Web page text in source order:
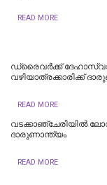
READ MORE
ഡ്രൈവർക്ക്
വഴിയാത്രക്കാരിക്ക്
READ MORE
വടക്കാഞ്ചേരിയിൽ
ദാരുണാന്ത്യം
READ MORE